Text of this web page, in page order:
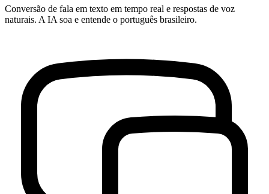
Conversão de fala em texto em tempo real e respostas de voz
naturais. A IA soa e entende o português brasileiro.